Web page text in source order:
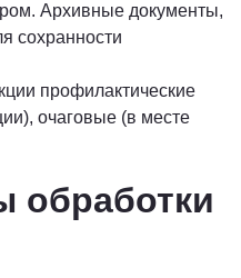
Архивные документы,
сохранности
профилактические
очаговые (в месте
обработки